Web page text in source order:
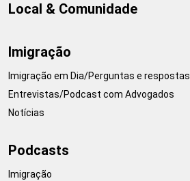
Local & Comunidade
Imigração
Imigração em Dia/Perguntas e respostas
Entrevistas/Podcast com Advogados
Notícias
Podcasts
Imigração